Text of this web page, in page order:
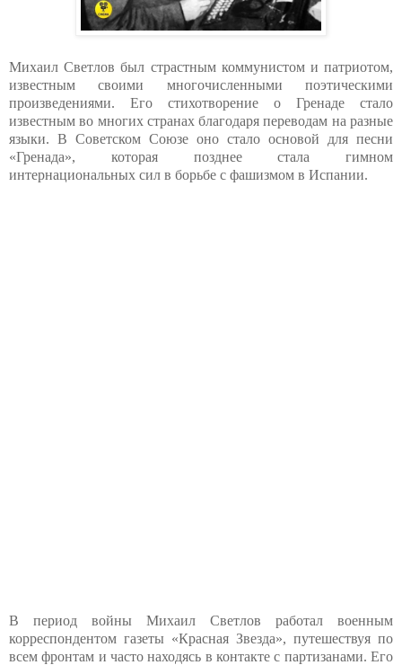
Михаил Светлов был страстным коммунистом и патриотом,
известным своими многочисленными поэтическими
произведениями. Его стихотворение о Гренаде стало
известным во многих странах благодаря переводам на разные
языки. В Советском Союзе оно стало основой для песни
«Гренада», которая позднее стала гимном
интернациональных сил в борьбе с фашизмом в Испании.
В период войны Михаил Светлов работал военным
корреспондентом газеты «Красная Звезда», путешествуя по
всем фронтам и часто находясь в контакте с партизанами. Его